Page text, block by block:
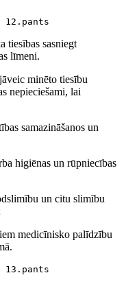
tiesības sasniegt
līmeni.
minēto tiesību
nepieciešami, lai
samazināšanos un
higiēnas un rūpniecības
un citu slimību
medicīnisko palīdzību